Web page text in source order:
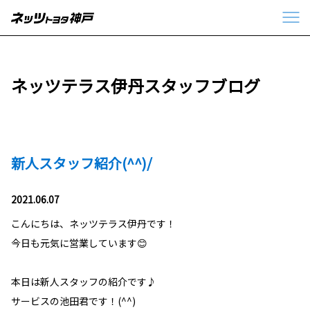
ネッツテラス伊丹スタッフブログ
新人スタッフ紹介(^^)/
2021.06.07
こんにちは、ネッツテラス伊丹です！
今日も元気に営業しています😊
本日は新人スタッフの紹介です♪
サービスの池田君です！(^^)